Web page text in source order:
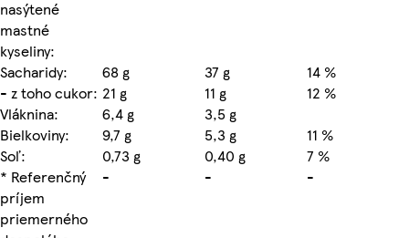
nasýtené
mastné
kyseliny:
Sacharidy: 68 g 37 g
14 %
- z toho cukor: 21 g 11 g
12 %
Vláknina:
6,4 g
3,5 g
Bielkoviny:
9,7 g 5,3 g
11 %
Soľ:
0,73 g 0,40 g
7 %
* Referenčný
príjem
priemerného
- - -